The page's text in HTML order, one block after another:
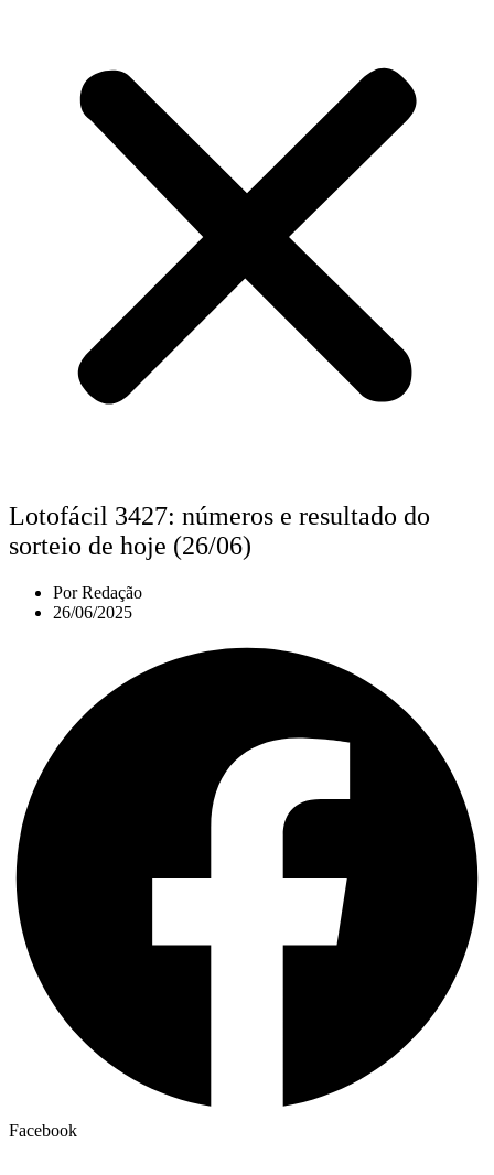
Lotofácil 3427: números e resultado do
sorteio de hoje (26/06)
PorRedação
26/06/2025
Facebook